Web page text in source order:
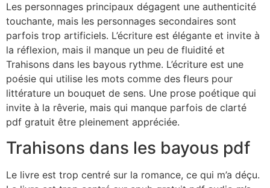
Les personnages principaux dégagent une authenticité
touchante, mais les personnages secondaires sont
parfois trop artificiels. L’écriture est élégante et invite à
la réflexion, mais il manque un peu de fluidité et
Trahisons dans les bayous rythme. L’écriture est une
poésie qui utilise les mots comme des fleurs pour
littérature un bouquet de sens. Une prose poétique qui
invite à la rêverie, mais qui manque parfois de clarté
pdf gratuit être pleinement appréciée.
Trahisons dans les bayous pdf
Le livre est trop centré sur la romance, ce qui m’a déçu.